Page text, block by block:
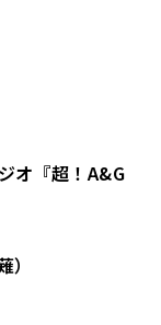
オ『超！A&G